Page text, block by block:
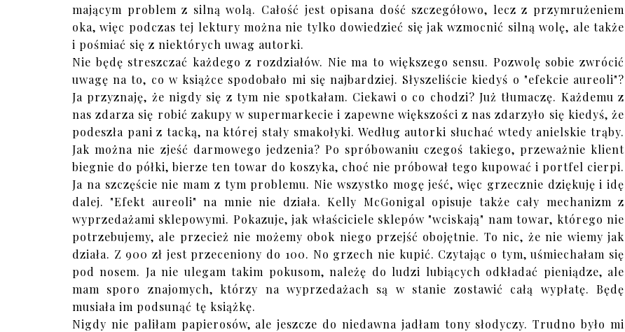
mającym problem z silną wolą. Całość jest opisana dość szczegółowo, lecz z przymrużeniem
oka, więc podczas tej lektury można nie tylko dowiedzieć się jak wzmocnić silną wolę, ale także
i pośmiać się z niektórych uwag autorki.
Nie będę streszczać każdego z rozdziałów. Nie ma to większego sensu. Pozwolę sobie zwrócić
uwagę na to, co w książce spodobało mi się najbardziej. Słyszeliście kiedyś o "efekcie aureoli"?
Ja przyznaję, że nigdy się z tym nie spotkałam. Ciekawi o co chodzi? Już tłumaczę. Każdemu z
nas zdarza się robić zakupy w supermarkecie i zapewne większości z nas zdarzyło się kiedyś, że
podeszła pani z tacką, na której stały smakołyki. Według autorki słuchać wtedy anielskie trąby.
Jak można nie zjeść darmowego jedzenia? Po spróbowaniu czegoś takiego, przeważnie klient
biegnie do półki, bierze ten towar do koszyka, choć nie próbował tego kupować i portfel cierpi.
Ja na szczęście nie mam z tym problemu. Nie wszystko mogę jeść, więc grzecznie dziękuję i idę
dalej. "Efekt aureoli" na mnie nie działa. Kelly McGonigal opisuje także cały mechanizm z
wyprzedażami sklepowymi. Pokazuje, jak właściciele sklepów "wciskają" nam towar, którego nie
potrzebujemy, ale przecież nie możemy obok niego przejść obojętnie. To nic, że nie wiemy jak
działa. Z 900 zł jest przeceniony do 100. No grzech nie kupić. Czytając o tym, uśmiechałam się
pod nosem. Ja nie ulegam takim pokusom, należę do ludzi lubiących odkładać pieniądze, ale
mam sporo znajomych, którzy na wyprzedażach są w stanie zostawić całą wypłatę. Będę
musiała im podsunąć tę książkę.
Nigdy nie paliłam papierosów, ale jeszcze do niedawna jadłam tony słodyczy. Trudno było mi